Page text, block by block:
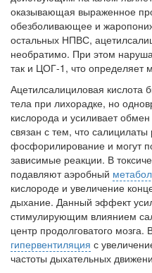
оказывающая выраженное
обезболивающее и
остальных НПВС,
необратимо. При этом
так и ЦОГ-1, что определяет
Ацетилсалициловая кислота
тела при лихорадке, но
кислорода и усиливает
связан с тем, что
фосфорилирование и могут
зависимые реакции. В
подавляют аэробный
кислороде и увеличение
дыхание. Данный эффект
стимулирующим влиянием
центр продолговатого мозга.
гипервентиляция с
частоты дыхательных